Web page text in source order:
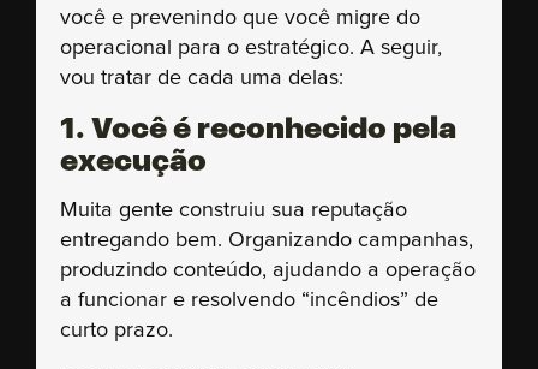
você e prevenindo que você migre do
operacional para o estratégico. A seguir,
vou tratar de cada uma delas:
1. Você é reconhecido pela
execução
Muita gente construiu sua reputação
entregando bem. Organizando campanhas,
produzindo conteúdo, ajudando a operação
a funcionar e resolvendo “incêndios” de
curto prazo.